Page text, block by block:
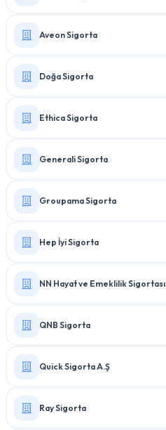
Aveon Sigorta
Doğa Sigorta
Ethica Sigorta
Generali Sigorta
Groupama Sigorta
Hep İyi Sigorta
NN Hayat ve Emeklilik Sigortası
QNB Sigorta
Quick Sigorta A.Ş
Ray Sigorta